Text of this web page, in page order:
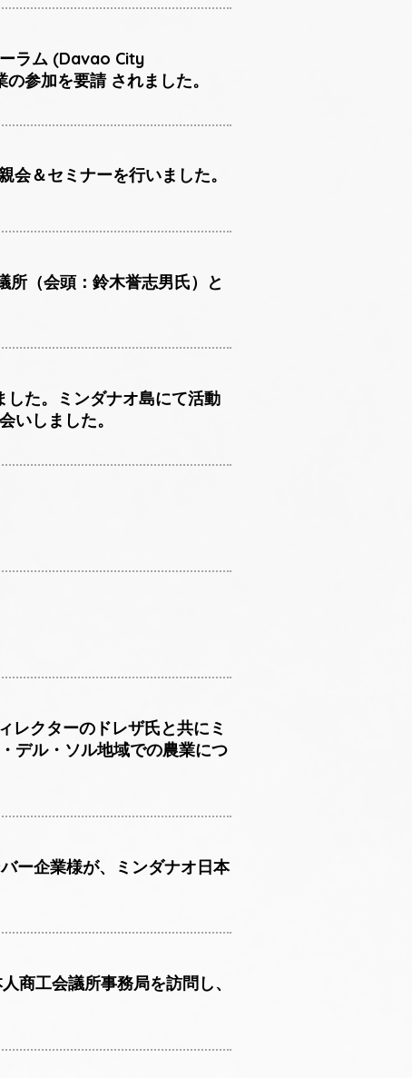
ラム (Davao City
参加を要請 されました。
＆セミナーを行いました。
所（会頭：鈴木誉志男氏）と
した。ミンダナオ島にて活動
いしました。
レクターのドレザ氏と共にミ
デル・ソル地域での農業につ
ー企業様が、ミンダナオ日本
商工会議所事務局を訪問し、